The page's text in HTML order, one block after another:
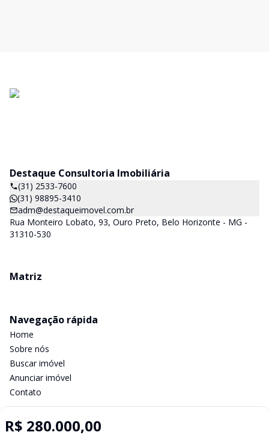
R$ 280.000,00
Destaque Consultoria Imobiliária
(31) 2533-7600
(31) 98895-3410
adm@destaqueimovel.com.br
Rua Monteiro Lobato, 93, Ouro Preto, Belo Horizonte - MG -
31310-530
Matriz
Navegação rápida
Home
Sobre nós
Buscar imóvel
Anunciar imóvel
Contato